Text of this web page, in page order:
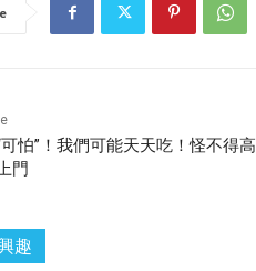
怕”！我們可能天天吃！怪不得
門
趣